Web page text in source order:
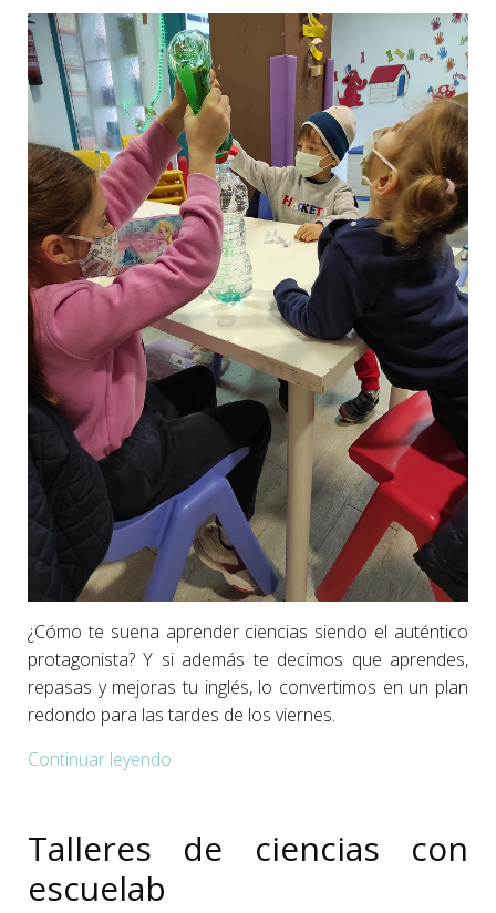
¿Cómo te suena aprender ciencias siendo el auténtico
protagonista? Y si además te decimos que aprendes,
repasas y mejoras tu inglés, lo convertimos en un plan
redondo para las tardes de los viernes.
Continuar leyendo
Talleres de ciencias con
escuelab